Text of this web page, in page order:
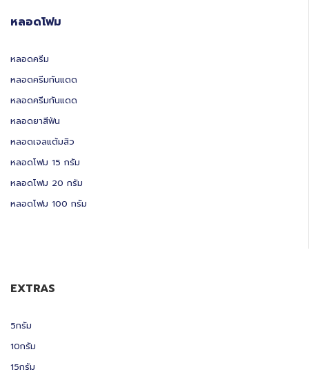
หลอดโฟม
หลอดครีม
หลอดครีมกันแดด
หลอดครีมกันแดด
หลอดยาสีฟัน
หลอดเจลแต้มสิว
หลอดโฟม 15 กรัม
หลอดโฟม 20 กรัม
หลอดโฟม 100 กรัม
EXTRAS
5กรัม
10กรัม
15กรัม